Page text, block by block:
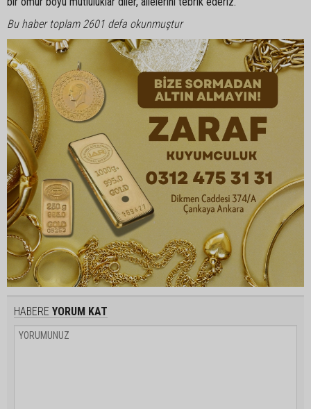
Bu haber toplam 2601 defa okunmuştur
HABERE YORUM KAT